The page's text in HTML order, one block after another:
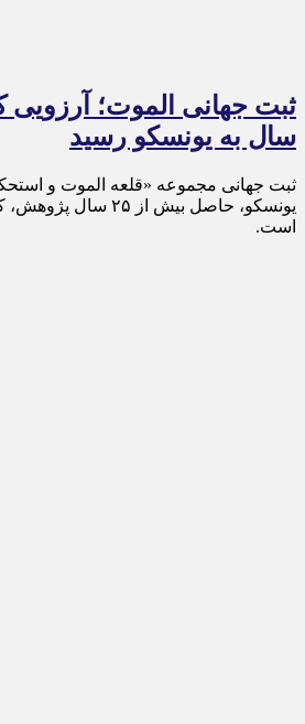
سال به یونسکو رسید
ثبت جهانی مجموعه «قلعه الموت و
یونسکو، حاصل بیش از
است.